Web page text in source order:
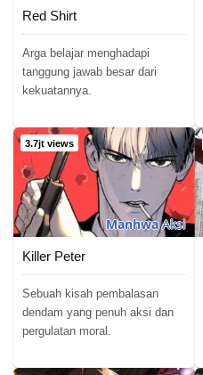
Red Shirt
Arga belajar menghadapi
tanggung jawab besar dari
kekuatannya.
3.7jt views
ManhwaAksi
Killer Peter
Sebuah kisah pembalasan
dendam yang penuh aksi dan
pergulatan moral.